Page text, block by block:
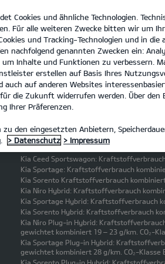
MAT
KONFIGURATOR
Kia Picanto: Kraftstoffverbrauch kombiniert
Kia Ceed: Kraftstoffverbrauch kombiniert
Kia XCeed: Kraftstoffverbrauch kombiniert
Kia ProCeed: Kraftstoffverbrauch
Kia Ceed Sportswagon:
Kia Sportage: Kraftstoffverbrauch
Kia Sorento Kraftstoffverbrauch kombiniert
Kia Niro Hybrid: Kraftstoffverbrauch
Kia Sportage Hybrid: Kraftstoffverbrauch
Kia Sorento Hybrid: Kraftstoffverbrauch
Kia Niro Plug-in Hybrid:
gewichtet kombiniert 19 – 23 g/km. CO₂-
Kia Sportage Plug-in Hybrid:
gewichtet kombiniert 28 g/km. CO₂-
Kia Sorento Plug-in Hybrid:
Cookies und ähnliche Technologien.
Für alle weiteren Zwecke bitten wir um
und Tracking-Technologien und in
nachfolgend genannten Zwecken ein:
Inhalte und Funktionen zu verbessern.
erstellen auf Basis Ihres
auch auf anderen Websites
die Zukunft widerrufen werden. Über den
Ihrer Präferenzen.
den eingesetzten Anbietern,
> Datenschutz > Impressum